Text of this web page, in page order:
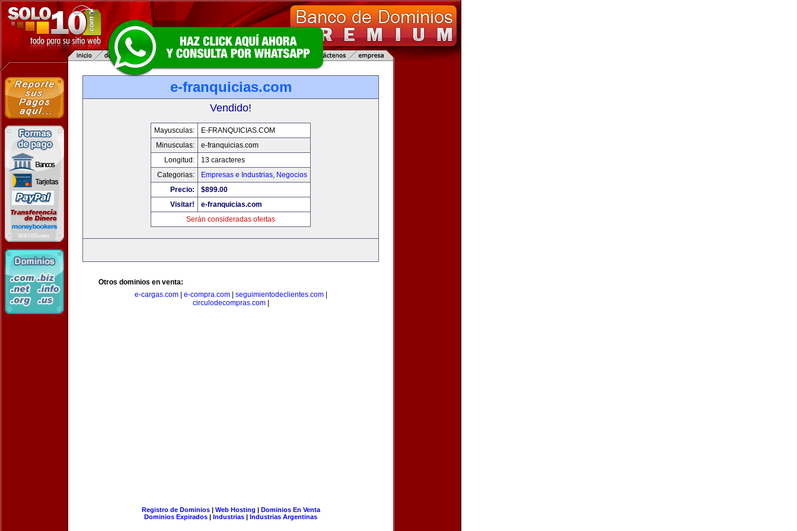
e-franquicias.com
Vendido!
Mayusculas:
E-FRANQUICIAS.COM
Minusculas:
e-franquicias.com
Longitud:
13 caracteres
Categorias:
Empresas e Industrias, Negocios
Precio:
$899.00
Visitar!
e-franquicias.com
Serán consideradas ofertas
Otros dominios en venta:
e-cargas.com| e-compra.com| seguimientodeclientes.com|
circulodecompras.com|
Registro de Dominios| Web Hosting | Dominios En Venta
Dominios Expirados | Industrias | Industrias Argentinas